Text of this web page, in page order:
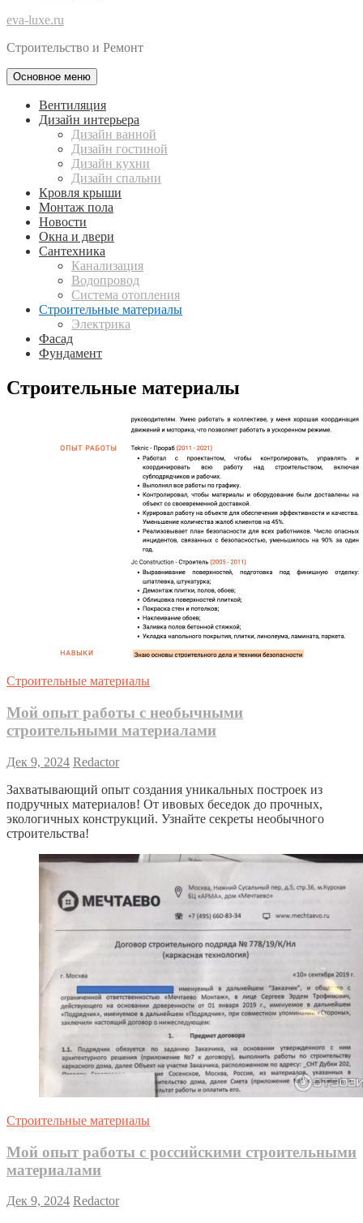
eva-luxe.ru
Строительство и Ремонт
Основное меню
Вентиляция
Дизайн интерьера
Дизайн ванной
Дизайн гостиной
Дизайн кухни
Дизайн спальни
Кровля крыши
Монтаж пола
Новости
Окна и двери
Сантехника
Канализация
Водопровод
Система отопления
Строительные материалы
Электрика
Фасад
Фундамент
Строительные материалы
Строительные материалы
Мой опыт работы с необычными
строительными материалами
Дек 9, 2024 Redactor
Захватывающий опыт создания уникальных построек из
подручных материалов! От ивовых беседок до прочных,
экологичных конструкций. Узнайте секреты необычного
строительства!
Строительные материалы
Мой опыт работы с российскими строительными
материалами
Дек 9, 2024 Redactor